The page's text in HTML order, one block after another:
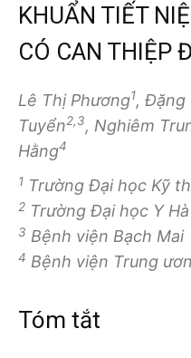
KHUẨN TIẾT
CÓ CAN THIỆP
Lê Thị Phương1, Đặng
Tuyển2,3, Nghiêm
Hằng4
1 Trường Đại học Kỹ
2 Trường Đại học Y
3 Bệnh viện Bạch Mai
4 Bệnh viện Trung
Tóm tắt